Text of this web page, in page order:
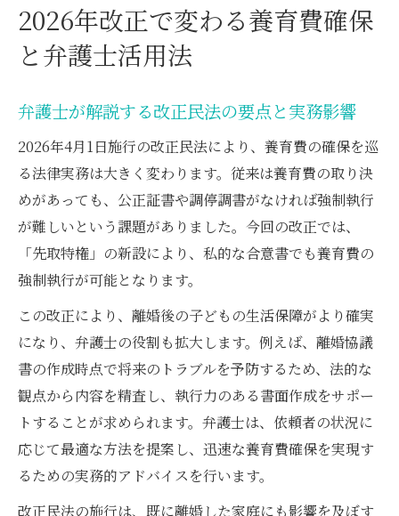
養育費が払われない時に弁護士ができることと
は
私的合意書のみで差押え可能な改正の実情
法定養育費を払わない場合の対応と弁護士
改正民法で変わる未払い時の弁護士サポー
ト
弁護士による財産開示請求の活用ポイント
法定養育費制度導入で子どもの生活を守る新ル
ール
弁護士が解説する法定養育費制度の仕組み
法定養育費は何歳まで続くのかポイント整
理
共同親権改正と養育費制度の関連点を解説
弁護士視点で見る法定養育費の実務的活用
父母の離婚後の子どもの権利に弁護士が寄
2026年改正で変わる養育費確保
と弁護士活用法
弁護士が解説する改正民法の要点と実務影響
2026年4月1日施行の改正民法により、養育費の確保を巡
る法律実務は大きく変わります。従来は養育費の取り決
めがあっても、公正証書や調停調書がなければ強制執行
が難しいという課題がありました。今回の改正では、
「先取特権」の新設により、私的な合意書でも養育費の
強制執行が可能となります。
この改正により、離婚後の子どもの生活保障がより確実
になり、弁護士の役割も拡大します。例えば、離婚協議
書の作成時点で将来のトラブルを予防するため、法的な
観点から内容を精査し、執行力のある書面作成をサポー
トすることが求められます。弁護士は、依頼者の状況に
応じて最適な方法を提案し、迅速な養育費確保を実現す
るための実務的アドバイスを行います。
改正民法の施行は、既に離婚した家庭にも影響を及ぼす